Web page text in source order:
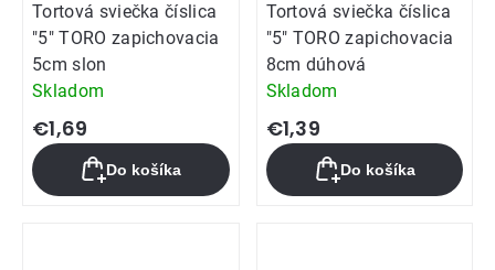
Tortová sviečka číslica
"5" TORO zapichovacia
5cm slon
Skladom
€1,69
Do košíka
Tortová sviečka číslica
"5" TORO zapichovacia
8cm dúhová
Skladom
€1,39
Do košíka